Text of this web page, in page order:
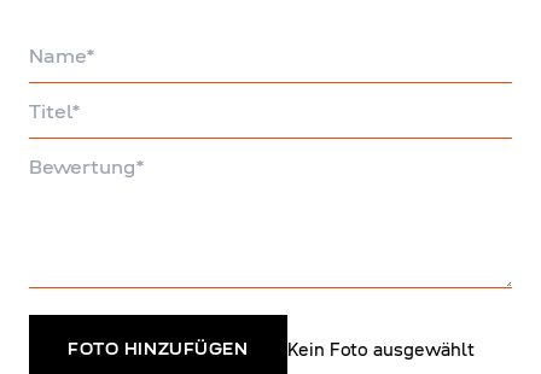
FOTO HINZUFÜGEN Kein Foto ausgewählt